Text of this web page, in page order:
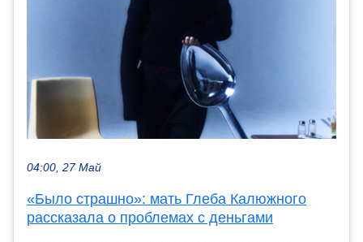
04:00, 27 Май
«Было страшно»: мать Глеба Калюжного
рассказала о проблемах с деньгами